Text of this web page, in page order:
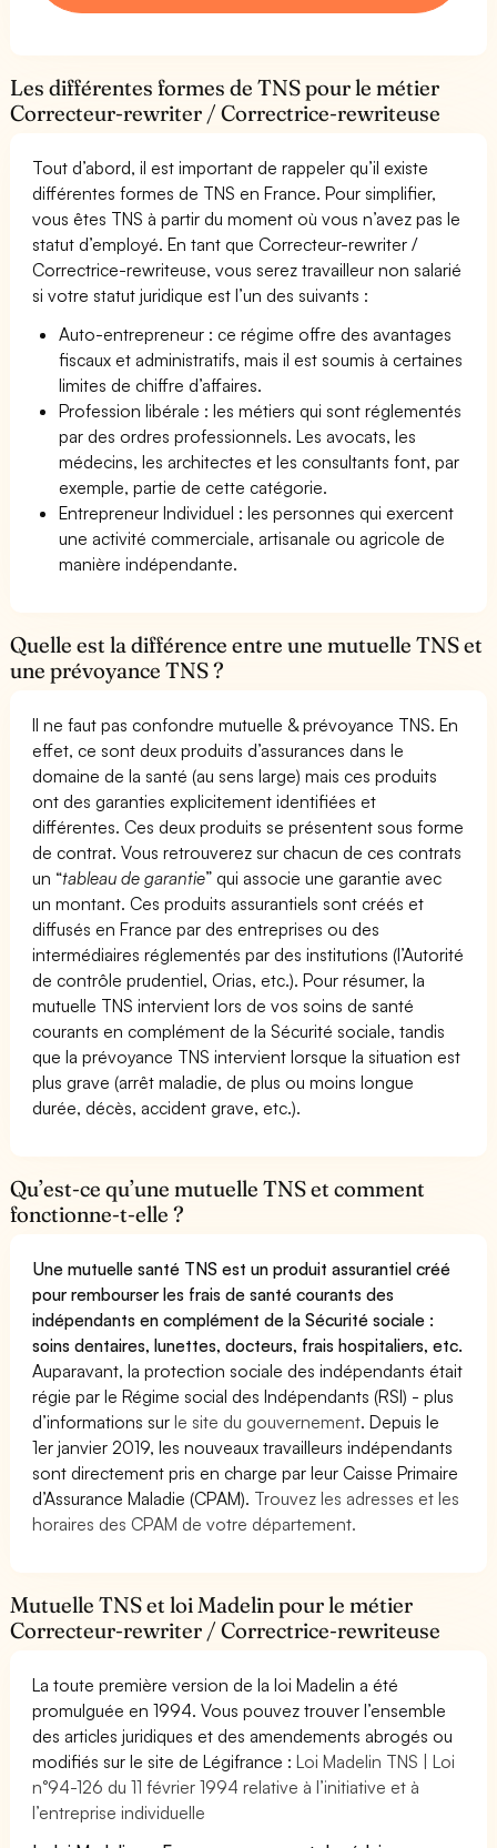
Les différentes formes de TNS pour le métier
Correcteur-rewriter / Correctrice-rewriteuse
Tout d’abord, il est important de rappeler qu’il existe
différentes formes de TNS en France. Pour simplifier,
vous êtes TNS à partir du moment où vous n’avez pas le
statut d’employé. En tant que Correcteur-rewriter /
Correctrice-rewriteuse, vous serez travailleur non salarié
si votre statut juridique est l’un des suivants :
Auto-entrepreneur : ce régime offre des avantages
fiscaux et administratifs, mais il est soumis à certaines
limites de chiffre d’affaires.
Profession libérale : les métiers qui sont réglementés
par des ordres professionnels. Les avocats, les
médecins, les architectes et les consultants font, par
exemple, partie de cette catégorie.
Entrepreneur Individuel : les personnes qui exercent
une activité commerciale, artisanale ou agricole de
manière indépendante.
Quelle est la différence entre une mutuelle TNS et
une prévoyance TNS ?
Il ne faut pas confondre mutuelle & prévoyance TNS. En
effet, ce sont deux produits d’assurances dans le
domaine de la santé (au sens large) mais ces produits
ont des garanties explicitement identifiées et
différentes. Ces deux produits se présentent sous forme
de contrat. Vous retrouverez sur chacun de ces contrats
un “tableau de garantie” qui associe une garantie avec
un montant. Ces produits assurantiels sont créés et
diffusés en France par des entreprises ou des
intermédiaires réglementés par des institutions (l’Autorité
de contrôle prudentiel, Orias, etc.). Pour résumer, la
mutuelle TNS intervient lors de vos soins de santé
courants en complément de la Sécurité sociale, tandis
que la prévoyance TNS intervient lorsque la situation est
plus grave (arrêt maladie, de plus ou moins longue
durée, décès, accident grave, etc.).
Qu’est-ce qu’une mutuelle TNS et comment
fonctionne-t-elle ?
Une mutuelle santé TNS est un produit assurantiel créé
pour rembourser les frais de santé courants des
indépendants en complément de la Sécurité sociale :
soins dentaires, lunettes, docteurs, frais hospitaliers, etc.
Auparavant, la protection sociale des indépendants était
régie par le Régime social des Indépendants (RSI) - plus
d’informations surle site du gouvernement. Depuis le
1er janvier 2019, les nouveaux travailleurs indépendants
sont directement pris en charge par leur Caisse Primaire
d’Assurance Maladie (CPAM). Trouvez les adresses et les
horaires des CPAM de votre département.
Mutuelle TNS et loi Madelin pour le métier
Correcteur-rewriter / Correctrice-rewriteuse
La toute première version de la loi Madelin a été
promulguée en 1994. Vous pouvez trouver l’ensemble
des articles juridiques et des amendements abrogés ou
modifiés sur le site de Légifrance :Loi Madelin TNS | Loi
n°94-126 du 11 février 1994 relative à l’initiative et à
l’entreprise individuelle